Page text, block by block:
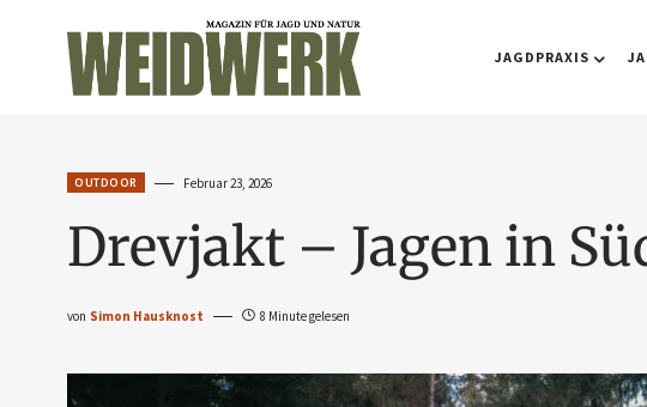
JAGDPRAXIS
OUTDOOR Februar 23, 2026
Drevjakt – Jagen in
von Simon Hausknost 8 Minute gelesen